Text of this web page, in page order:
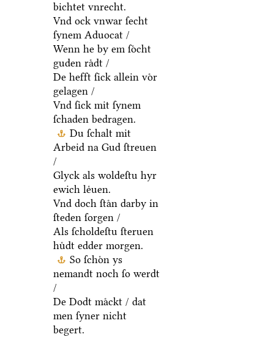
bichtet vnrecht.
Vnd ock vnwar ſecht
ſynem Aduocat /
Wenn he by em ſoͤcht
guden raͤdt /
De hefft ſick allein voͤr
gelagen /
Vnd ſick mit ſynem
ſchaden bedragen.
Du ſchalt mit
Arbeid na Gud ſtreuen
/
Glyck als woldeſtu hyr
ewich leͤuen.
Vnd doch ſtaͤn darby in
ſteden ſorgen /
Als ſcholdeſtu ſteruen
huͤdt edder morgen.
So ſchoͤn ys
nemandt noch ſo werdt
/
De Dodt maͤckt / dat
men ſyner nicht
begert.